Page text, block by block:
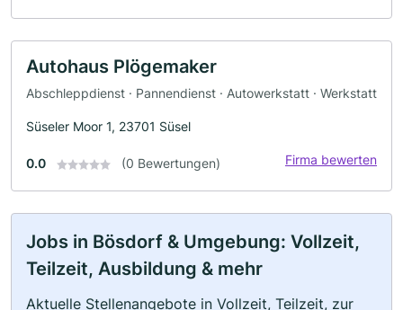
Autohaus Plögemaker
Abschleppdienst · Pannendienst · Autowerkstatt · Werkstatt
Süseler Moor 1, 23701 Süsel
0.0 (0 Bewertungen) Firma bewerten
Jobs in Bösdorf & Umgebung: Vollzeit,
Teilzeit, Ausbildung & mehr
Aktuelle Stellenangebote in Vollzeit, Teilzeit, zur